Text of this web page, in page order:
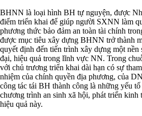
BHNN là loại hình BH tự nguyện, được
điểm triển khai để giúp người SXNN làm
phương thức bảo đảm an toàn tài chính
được mục tiêu xây dựng BHNN trở thành
quyết định đến tiến trình xây dựng một nền
đại, hiệu quả trong lĩnh vực NN. Trong
với chủ trương triển khai dài hạn có sự
nhiệm của chính quyền địa phương, của
công tác tái BH thành công là những yếu
chương trình an sinh xã hội, phát triển kinh
hiệu quả này.